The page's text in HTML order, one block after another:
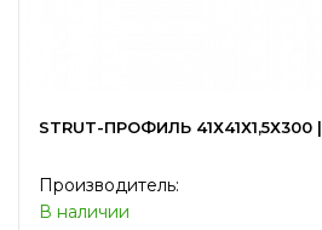
STRUT-ПРОФИЛЬ 41Х41Х1,5Х300 |
Производитель:
В наличии